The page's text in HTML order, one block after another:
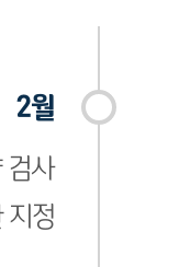
2월
검사
지정